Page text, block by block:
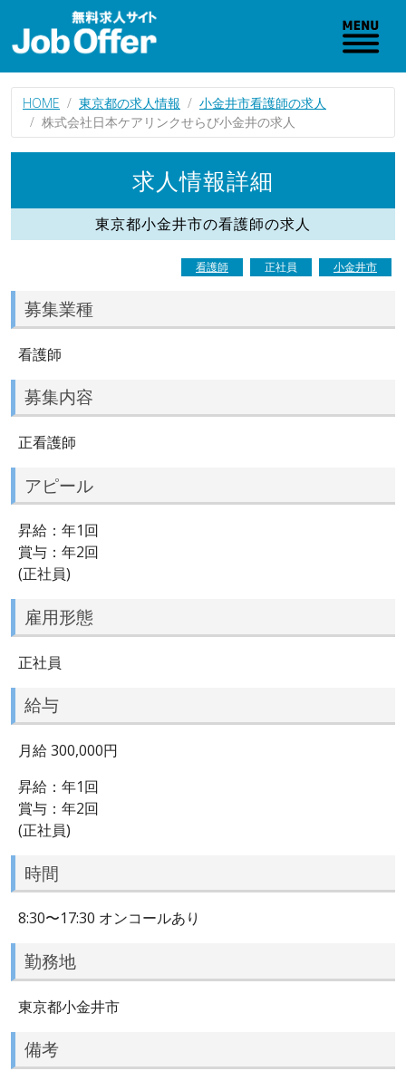
HOME 東京都の求人情報
小金井市看護師の求人
株式会社日本ケアリンクせらび小金井の求人
求人情報詳細
東京都小金井市の看護師の求人
看護師 正社員 小金井市
募集業種
看護師
募集内容
正看護師
アピール
昇給：年1回
賞与：年2回
(正社員)
雇用形態
正社員
給与
月給 300,000円
昇給：年1回
賞与：年2回
(正社員)
時間
8:30〜17:30 オンコールあり
勤務地
東京都小金井市
備考